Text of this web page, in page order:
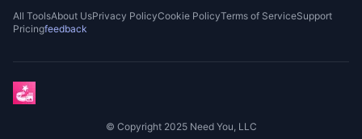
All ToolsAbout UsPrivacy PolicyCookie PolicyTerms of ServiceSupport
Pricingfeedback
© Copyright 2025 Need You, LLC